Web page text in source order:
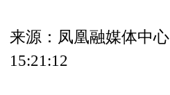
来源：凤凰融媒体中心
15:21:12